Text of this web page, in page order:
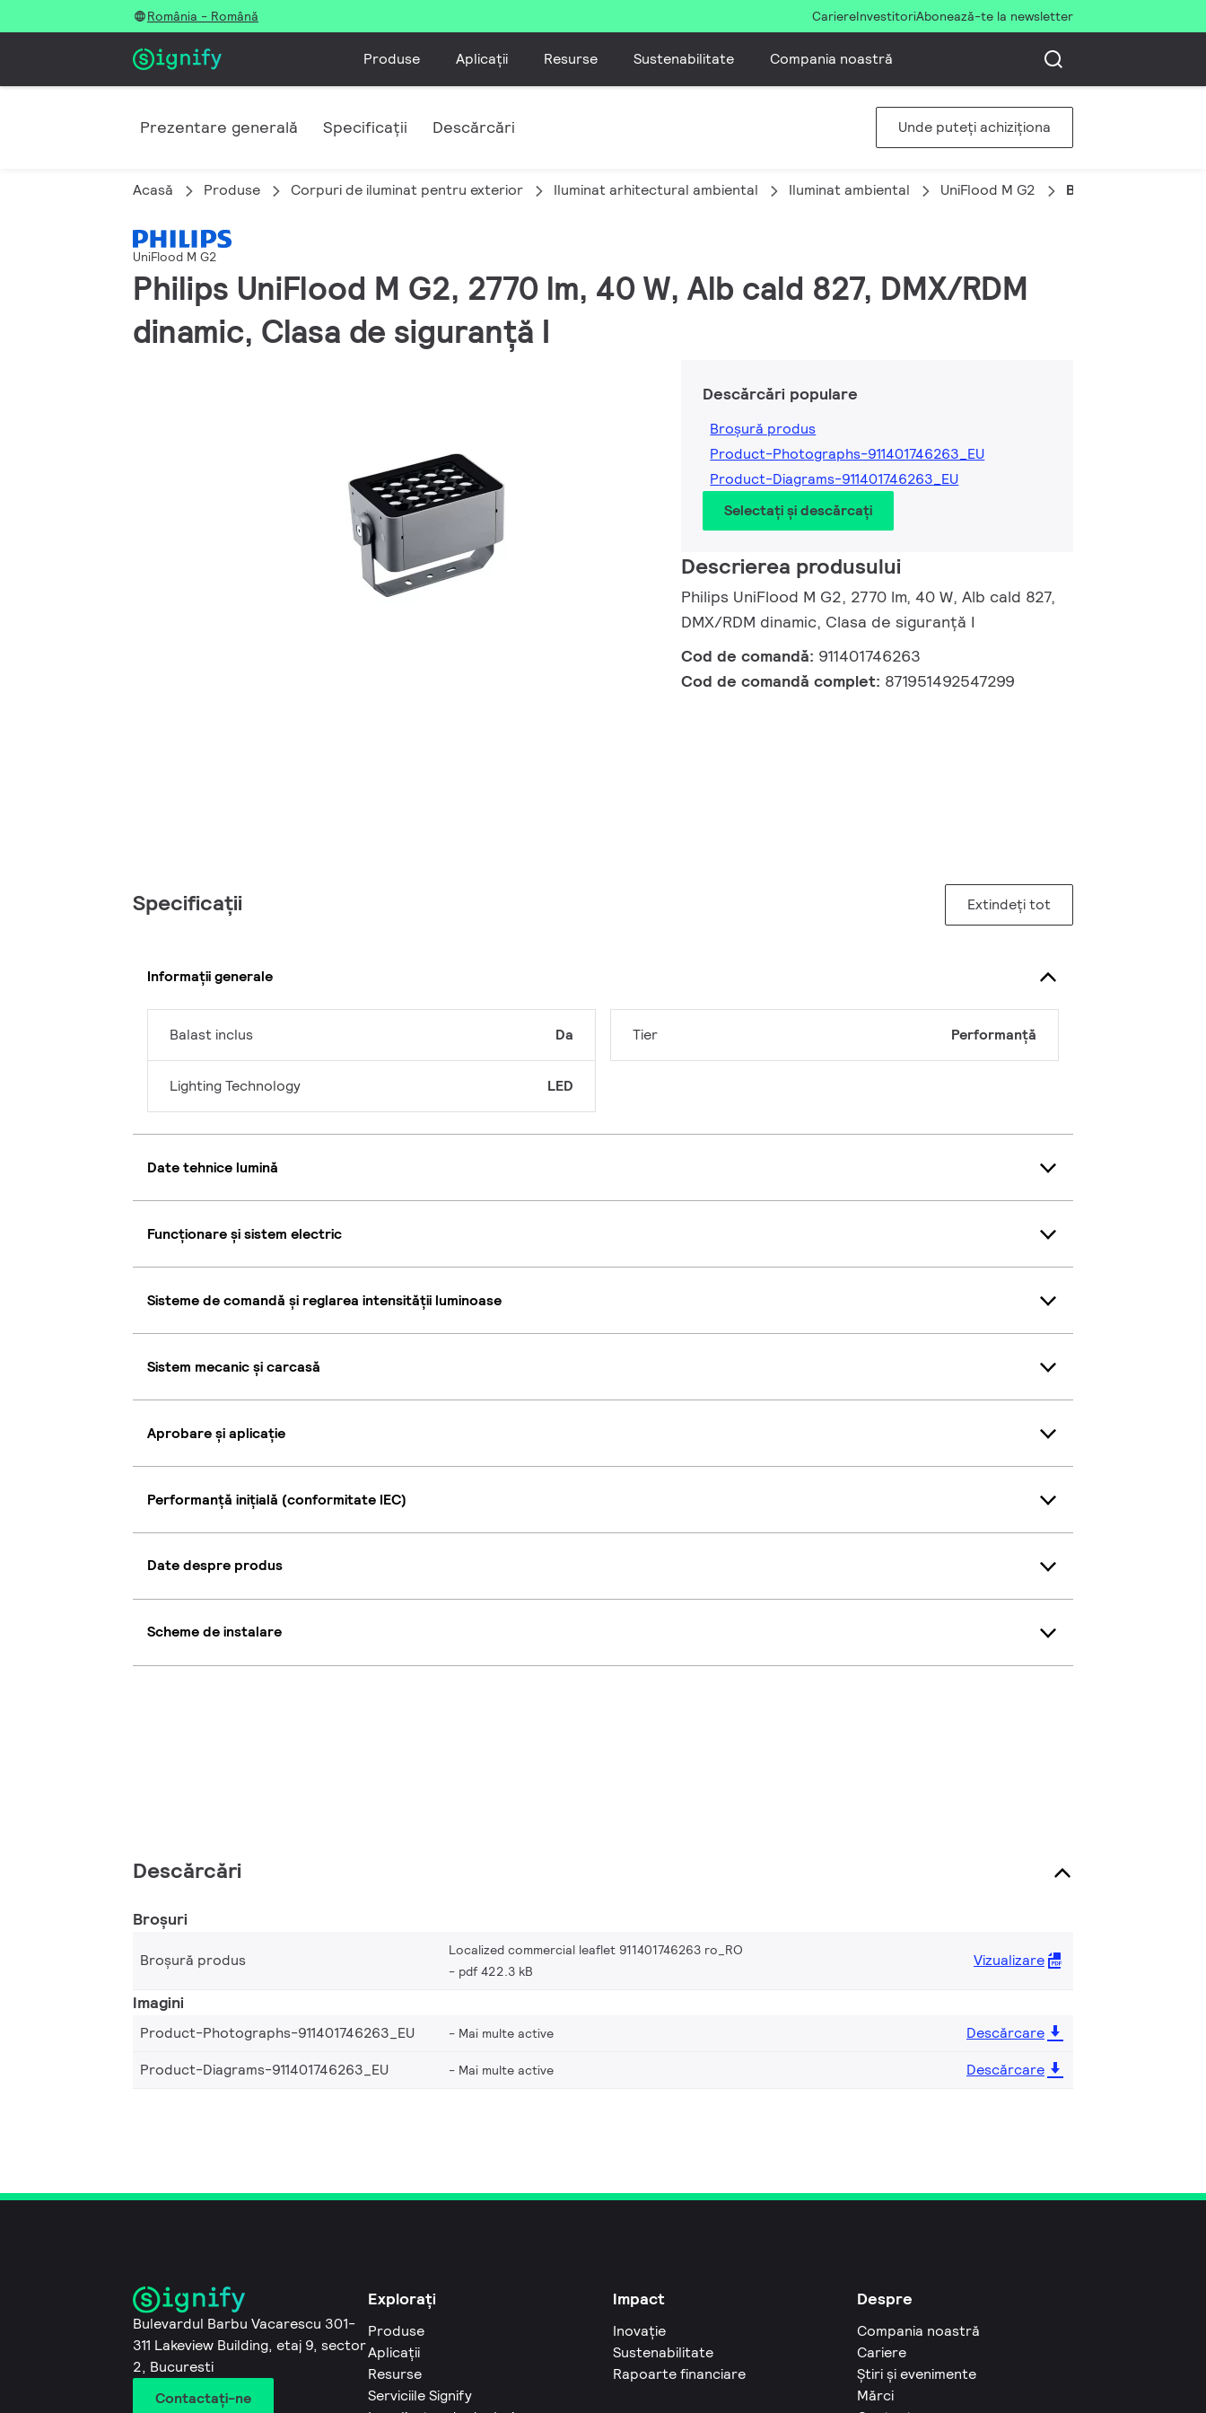
România - Română CariereInvestitoriAbonează-te la newsletter
Produse Aplicații Resurse Sustenabilitate Compania noastră
Prezentare generală Specificații Descărcări Unde puteți achiziționa
Acasă Produse Corpuri de iluminat pentru exterior Iluminat arhitectural ambiental Iluminat ambiental UniFlood M G2 BVP353 18LED 27K
UniFlood M G2
Philips UniFlood M G2, 2770 lm, 40 W, Alb cald 827, DMX/RDM
dinamic, Clasa de siguranță I
Descărcări populare
Broșură produs
Product-Photographs-911401746263_EU
Product-Diagrams-911401746263_EU
Selectați și descărcați
Descrierea produsului
Philips UniFlood M G2, 2770 lm, 40 W, Alb cald 827,
DMX/RDM dinamic, Clasa de siguranță I
Cod de comandă: 911401746263
Cod de comandă complet: 871951492547299
Specificații Extindeți tot
Informații generale
Balast inclus Da
Lighting Technology LED
Tier Performanță
Date tehnice lumină
Funcționare și sistem electric
Sisteme de comandă și reglarea intensității luminoase
Sistem mecanic și carcasă
Aprobare și aplicație
Performanță inițială (conformitate IEC)
Date despre produs
Scheme de instalare
Descărcări
Broșuri
Broșură produs
Localized commercial leaflet 911401746263 ro_RO
pdf 422.3 kB
Vizualizare
Imagini
Product-Photographs-911401746263_EU Mai multe active
Descărcare
Product-Diagrams-911401746263_EU
Mai multe active Descărcare
Bulevardul Barbu Vacarescu 301-
311 Lakeview Building, etaj 9, sector
2, Bucuresti
Contactaţi-ne
Explorați
Produse
Aplicații
Resurse
Serviciile Signify
Impact
Inovație
Sustenabilitate
Rapoarte financiare
Despre
Compania noastră
Cariere
Știri și evenimente
Mărci